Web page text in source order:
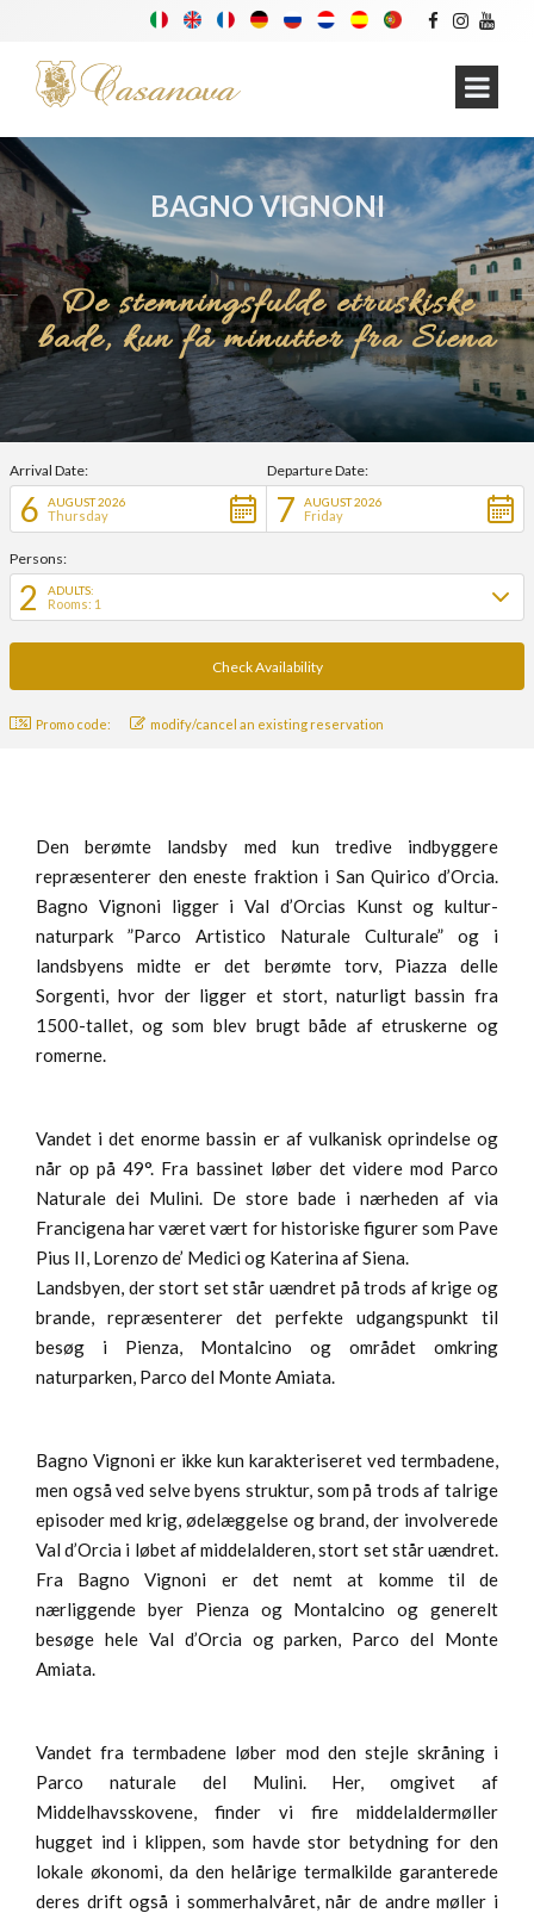
BAGNO VIGNONI
De stemningsfulde etruskiske
bade, kun få minutter fra Siena
Arrival Date:
6 AUGUST 2026
Thursday
Departure Date:
7 AUGUST 2026
Friday
Persons:
2 ADULTS:
Rooms: 1
Promo code: modify/cancel an existing reservation
Den berømte landsby med kun tredive indbyggere
repræsenterer den eneste fraktion i San Quirico d’Orcia.
Bagno Vignoni ligger i Val d’Orcias Kunst og kultur-
naturpark ”Parco Artistico Naturale Culturale” og i
landsbyens midte er det berømte torv, Piazza delle
Sorgenti, hvor der ligger et stort, naturligt bassin fra
1500-tallet, og som blev brugt både af etruskerne og
romerne.
Vandet i det enorme bassin er af vulkanisk oprindelse og
når op på 49°. Fra bassinet løber det videre mod Parco
Naturale dei Mulini. De store bade i nærheden af via
Francigena har været vært for historiske figurer som Pave
Pius II, Lorenzo de’ Medici og Katerina af Siena.
Landsbyen, der stort set står uændret på trods af krige og
brande, repræsenterer det perfekte udgangspunkt til
besøg i Pienza, Montalcino og området omkring
naturparken, Parco del Monte Amiata.
Bagno Vignoni er ikke kun karakteriseret ved termbadene,
men også ved selve byens struktur, som på trods af talrige
episoder med krig, ødelæggelse og brand, der involverede
Val d’Orcia i løbet af middelalderen, stort set står uændret.
Fra Bagno Vignoni er det nemt at komme til de
nærliggende byer Pienza og Montalcino og generelt
besøge hele Val d’Orcia og parken, Parco del Monte
Amiata.
Vandet fra termbadene løber mod den stejle skråning i
Parco naturale del Mulini. Her, omgivet af
Middelhavsskovene, finder vi fire middelaldermøller
hugget ind i klippen, som havde stor betydning for den
lokale økonomi, da den helårige termalkilde garanterede
deres drift også i sommerhalvåret, når de andre møller i